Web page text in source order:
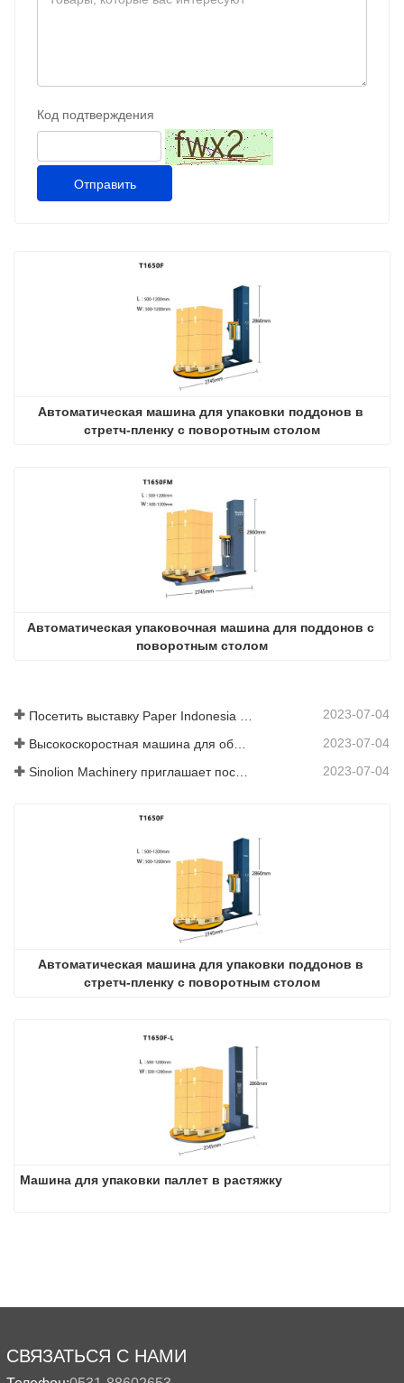
Код подтверждения
Отправить
Автоматическая машина для упаковки поддонов в
стретч-пленку с поворотным столом
Автоматическая упаковочная машина для поддонов с
поворотным столом
2023-07-04
2023-07-04
2023-07-04
Автоматическая машина для упаковки поддонов в
стретч-пленку с поворотным столом
Машина для упаковки паллет в растяжку
СВЯЗАТЬСЯ С НАМИ